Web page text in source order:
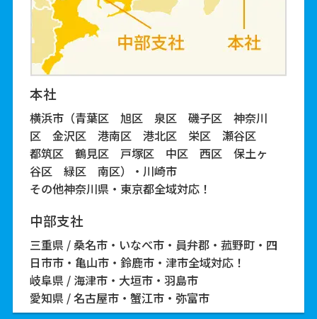
本社
横浜市（青葉区 旭区 泉区 磯子区 神奈川
区 金沢区 港南区 港北区 栄区 瀬谷区
都筑区 鶴見区 戸塚区 中区 西区 保土ヶ
谷区 緑区 南区）・川崎市
その他神奈川県・東京都全域対応！
中部支社
三重県 / 桑名市・いなべ市・員弁郡・菰野町・四
日市市・亀山市・鈴鹿市・津市全域対応！
岐阜県 / 海津市・大垣市・羽島市
愛知県 / 名古屋市・蟹江市・弥富市